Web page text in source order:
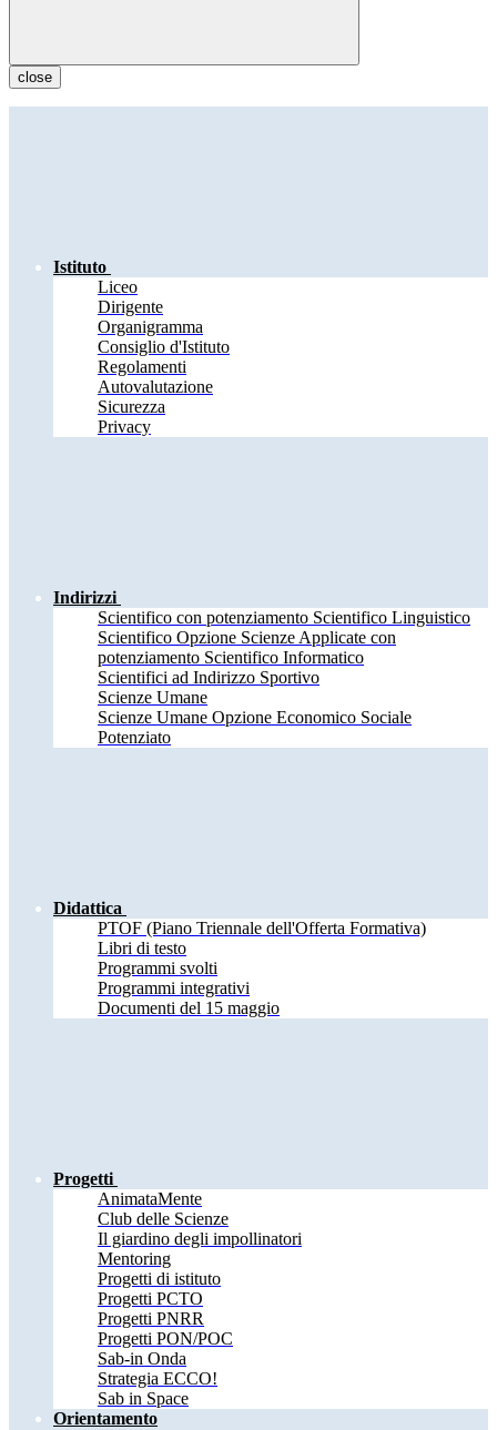
close
Istituto
Liceo
Dirigente
Organigramma
Consiglio d'Istituto
Regolamenti
Autovalutazione
Sicurezza
Privacy
Indirizzi
Scientifico con potenziamento Scientifico Linguistico
Scientifico Opzione Scienze Applicate con
potenziamento Scientifico Informatico
Scientifici ad Indirizzo Sportivo
Scienze Umane
Scienze Umane Opzione Economico Sociale
Potenziato
Didattica
PTOF (Piano Triennale dell'Offerta Formativa)
Libri di testo
Programmi svolti
Programmi integrativi
Documenti del 15 maggio
Progetti
AnimataMente
Club delle Scienze
Il giardino degli impollinatori
Mentoring
Progetti di istituto
Progetti PCTO
Progetti PNRR
Progetti PON/POC
Sab-in Onda
Strategia ECCO!
Sab in Space
Orientamento